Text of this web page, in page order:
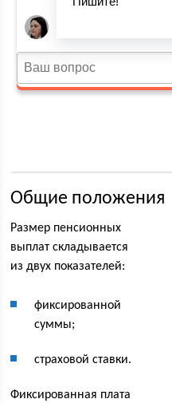
Общие положения
Размер пенсионных
выплат складывается
из двух показателей:
фиксированной
суммы;
страховой ставки.
Фиксированная плата